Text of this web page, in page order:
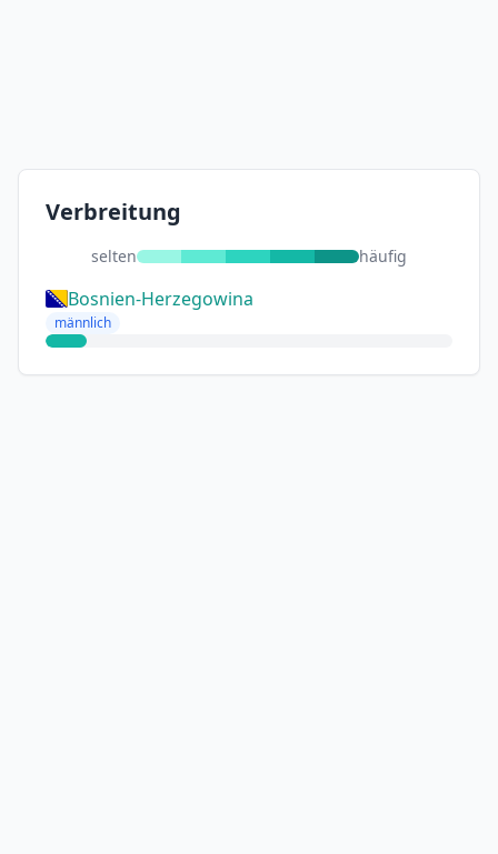
Verbreitung
selten häufig
Bosnien-Herzegowina
männlich